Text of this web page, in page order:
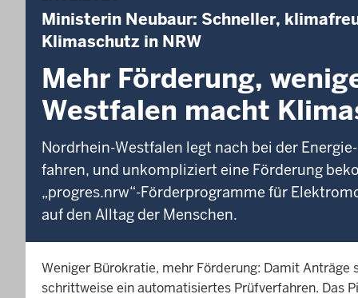
Ministerin Neubaur: Schneller,
Klimaschutz in NRW
Mehr Förderung,
Westfalen macht
Nordrhein-Westfalen legt nach bei der
fahren, und unkompliziert eine Förderung
„progres.nrw“-Förderprogramme für
auf den Alltag der Menschen.
Weniger Bürokratie, mehr Förderung: Damit
schrittweise ein automatisiertes Prüfverfahren. Das